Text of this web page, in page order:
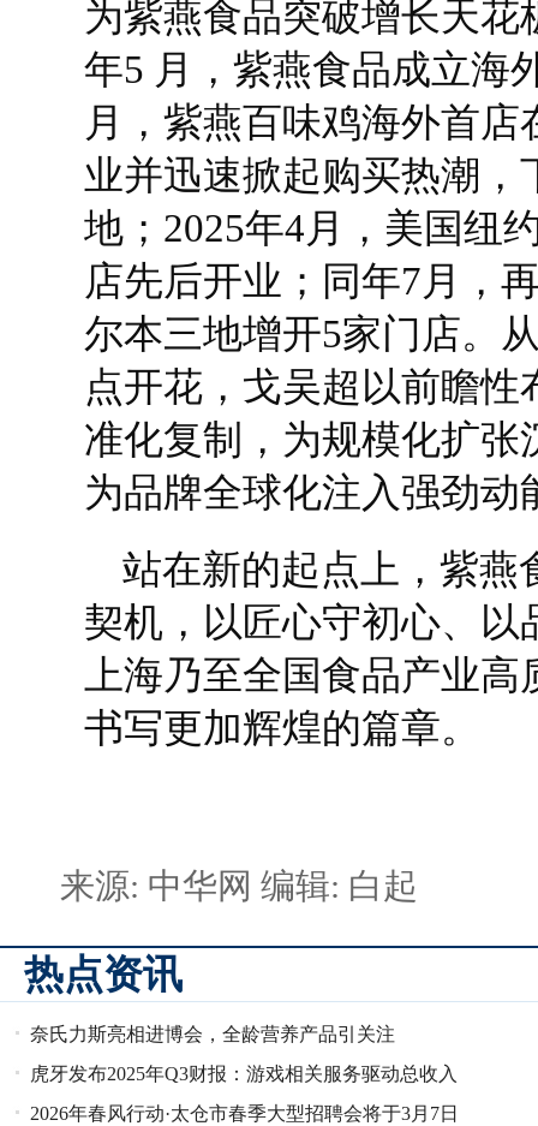
为紫燕食品突破增长天花
年5 月，紫燕食品成立海
月，紫燕百味鸡海外首
业并迅速掀起购买热潮，
地；2025年4月，美国纽
店先后开业；同年7月，
尔本三地增开5家门店。
点开花，戈吴超以前瞻
准化复制，为规模化扩张
为品牌全球化注入强劲动
站在新的起点上，紫燕
契机，以匠心守初心、以
上海乃至全国食品产业
书写更加辉煌的篇章。
来源: 中华网 编辑: 白起
热点资讯
奈氏力斯亮相进博会，全龄营养产品引关注
虎牙发布2025年Q3财报：游戏相关服务驱动总收入
增长加速，运营利润表现
2026年春风行动·太仓市春季大型招聘会将于3月7日